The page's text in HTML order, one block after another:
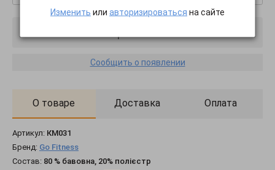
Сообщить о появлении
О товаре Доставка Оплата
Артикул: КМ031
Бренд: Go Fitness
Состав: 80 % бавовна, 20% полієстр
Изменить или авторизироваться на сайте